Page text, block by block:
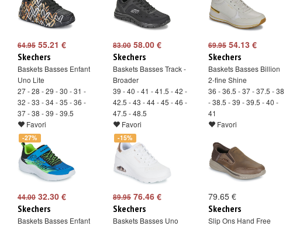
64.95 55.21 €
Skechers
Baskets Basses Enfant
Uno Lite
27 - 28 - 29 - 30 - 31 -
32 - 33 - 34 - 35 - 36 -
37 - 38 - 39 - 39.5
Favori
83.00 58.00 €
Skechers
Baskets Basses Track -
Broader
39 - 40 - 41 - 41.5 - 42 -
42.5 - 43 - 44 - 45 - 46 -
47.5 - 48.5
Favori
69.95 54.13 €
Skechers
Baskets Basses Billion
2-fine Shine
36 - 36.5 - 37 - 37.5 - 38
- 38.5 - 39 - 39.5 - 40 -
41
Favori
-27%
44.00 32.30 €
Skechers
Baskets Basses Enfant
-15%
89.95 76.46 €
Skechers
Baskets Basses Uno
79.65 €
Skechers
Slip Ons Hand Free